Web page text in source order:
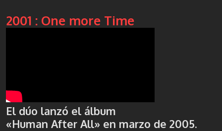
2001 : One more Time
El dúo lanzó el álbum
«Human After All» en marzo de 2005.